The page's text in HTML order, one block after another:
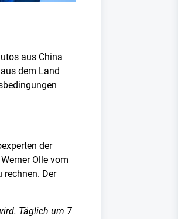
aus China
dem Land
der
Olle vom
Der
Täglich um 7